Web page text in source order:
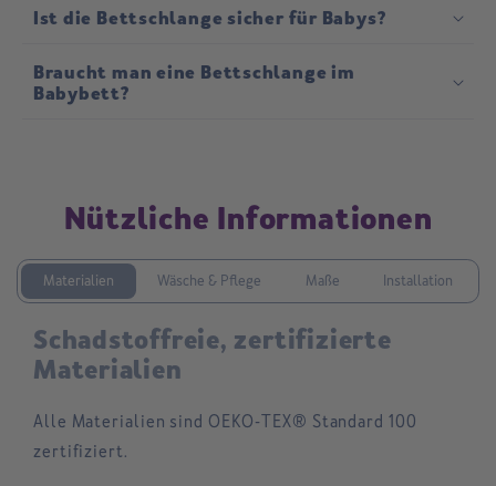
Ist die Bettschlange sicher für Babys?
Braucht man eine Bettschlange im
Babybett?
Nützliche Informationen
Materialien Wäsche & Pflege Maße Installation
Schadstoffreie, zertifizierte
Materialien
Alle Materialien sind OEKO-TEX® Standard 100
zertifiziert.